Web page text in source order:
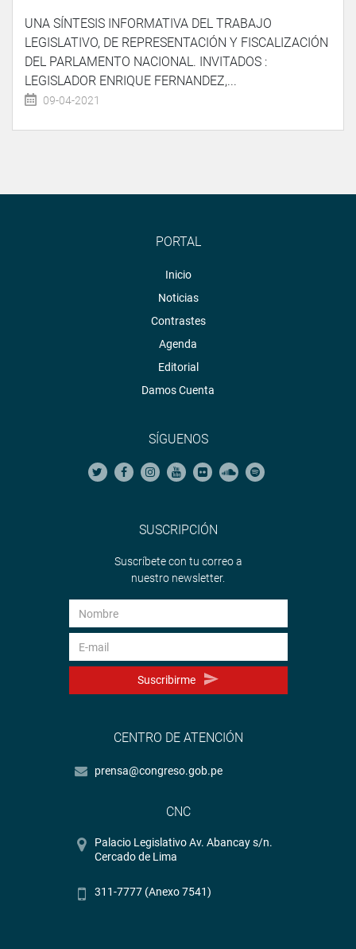
UNA SÍNTESIS INFORMATIVA DEL TRABAJO
LEGISLATIVO, DE REPRESENTACIÓN Y FISCALIZACIÓN
DEL PARLAMENTO NACIONAL. INVITADOS :
LEGISLADOR ENRIQUE FERNANDEZ,...
09-04-2021
PORTAL
Inicio
Noticias
Contrastes
Agenda
Editorial
Damos Cuenta
SÍGUENOS
SUSCRIPCIÓN
Suscríbete con tu correo a
nuestro newsletter.
Suscribirme
CENTRO DE ATENCIÓN
prensa@congreso.gob.pe
CNC
Palacio Legislativo Av. Abancay s/n.
Cercado de Lima
311-7777 (Anexo 7541)